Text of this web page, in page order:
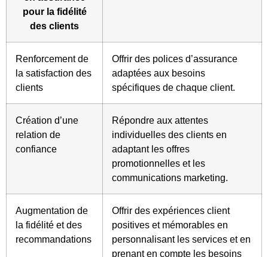
pour la fidélité
des clients
Renforcement de
la satisfaction des
clients
Offrir des polices d’assurance
adaptées aux besoins
spécifiques de chaque client.
Création d’une
relation de
confiance
Répondre aux attentes
individuelles des clients en
adaptant les offres
promotionnelles et les
communications marketing.
Augmentation de
la fidélité et des
recommandations
Offrir des expériences client
positives et mémorables en
personnalisant les services et en
prenant en compte les besoins